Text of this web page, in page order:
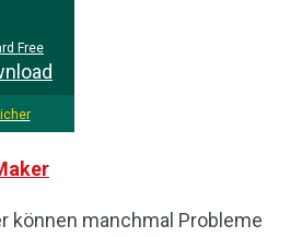
Free
können manchmal Probleme